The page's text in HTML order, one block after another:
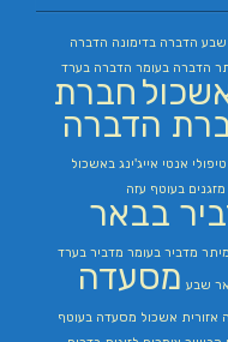
שבע הדברה בדימונה הדברה
הדברה בעומר הדברה בערד
חברת
הדברה
טיפולי אנטי אייג'ינג באשכול
בעוטף עזה
בבאר
מדביר בעומר מדביר בערד
שבע מסעדה
אזורית אשכול מסעדה בעוטף